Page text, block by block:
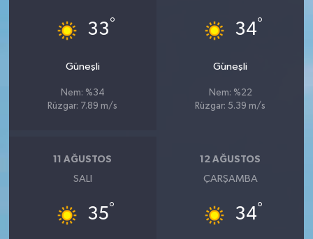
33°
Güneşli
Nem: %34
Rüzgar: 7.89 m/s
34°
Güneşli
Nem: %22
Rüzgar: 5.39 m/s
11 AĞUSTOS
SALI
35°
12 AĞUSTOS
ÇARŞAMBA
34°